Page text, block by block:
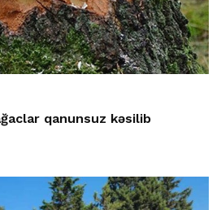
qanunsuz kəsilib